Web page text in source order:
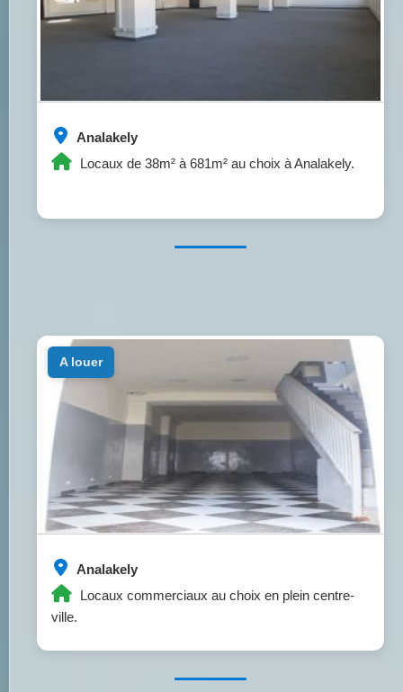
Analakely
Locaux de 38m² à 681m² au choix à Analakely.
Analakely
Locaux commerciaux au choix en plein centre-
ville.
a louer